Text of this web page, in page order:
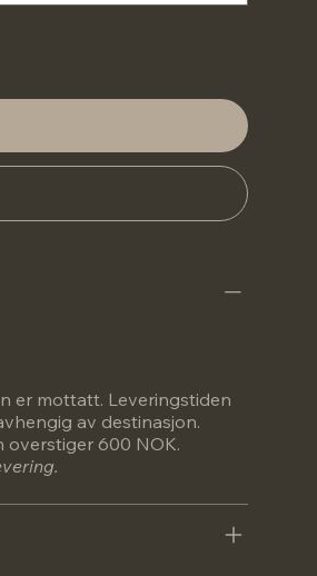
er mottatt. Leveringstiden
av destinasjon.
overstiger 600 NOK.